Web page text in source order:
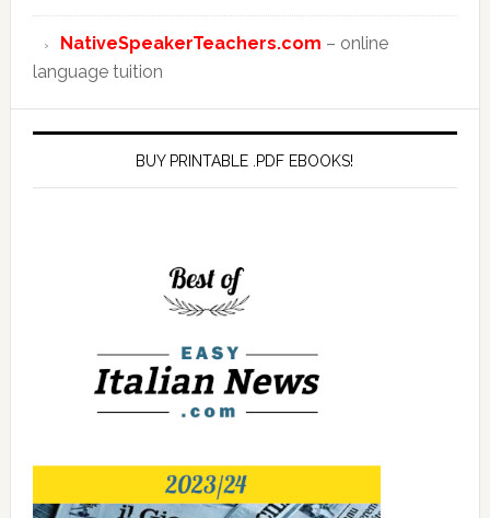
NativeSpeakerTeachers.com – online
language tuition
BUY PRINTABLE .PDF EBOOKS!